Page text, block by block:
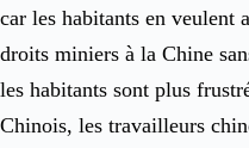
car les habitants en veulent
droits miniers à la Chine
les habitants sont plus
Chinois, les travailleurs